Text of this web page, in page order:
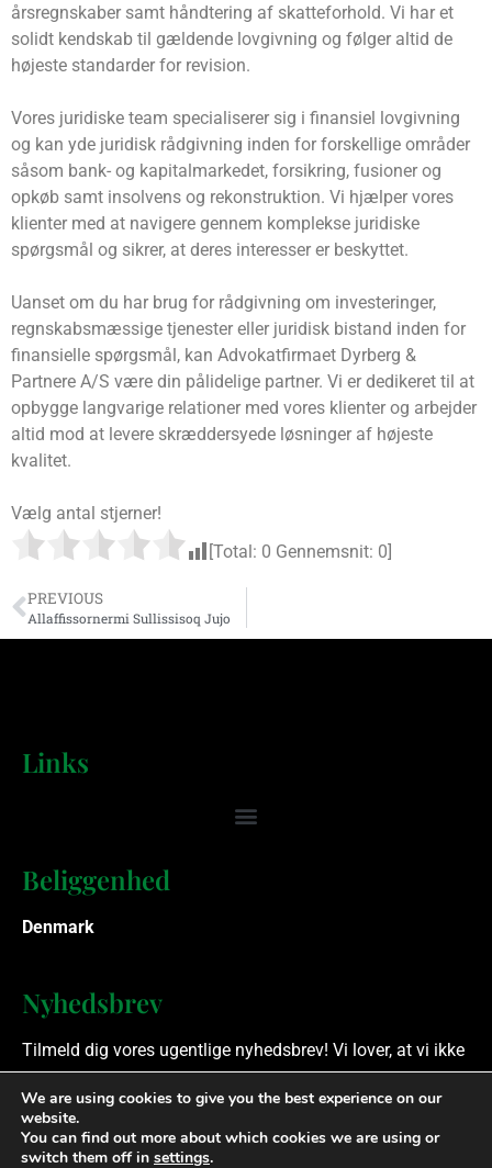
årsregnskaber samt håndtering af skatteforhold. Vi har et
solidt kendskab til gældende lovgivning og følger altid de
højeste standarder for revision.
Vores juridiske team specialiserer sig i finansiel lovgivning
og kan yde juridisk rådgivning inden for forskellige områder
såsom bank- og kapitalmarkedet, forsikring, fusioner og
opkøb samt insolvens og rekonstruktion. Vi hjælper vores
klienter med at navigere gennem komplekse juridiske
spørgsmål og sikrer, at deres interesser er beskyttet.
Uanset om du har brug for rådgivning om investeringer,
regnskabsmæssige tjenester eller juridisk bistand inden for
finansielle spørgsmål, kan Advokatfirmaet Dyrberg &
Partnere A/S være din pålidelige partner. Vi er dedikeret til at
opbygge langvarige relationer med vores klienter og arbejder
altid mod at levere skræddersyede løsninger af højeste
kvalitet.
Vælg antal stjerner!
[Total: 0 Gennemsnit: 0
PREVIOUS
Allaffissornermi Sullissisoq Jujo
Links
Beliggenhed
Denmark
Nyhedsbrev
Tilmeld dig vores ugentlige nyhedsbrev! Vi lover, at vi ikke
spammer.
Ophavsret © 2023 Finansielle Rådgivere. Alle rettigheder
We are using cookies to give you the best experience on our
website.
You can find out more about which cookies we are using or
switch them off in settings.